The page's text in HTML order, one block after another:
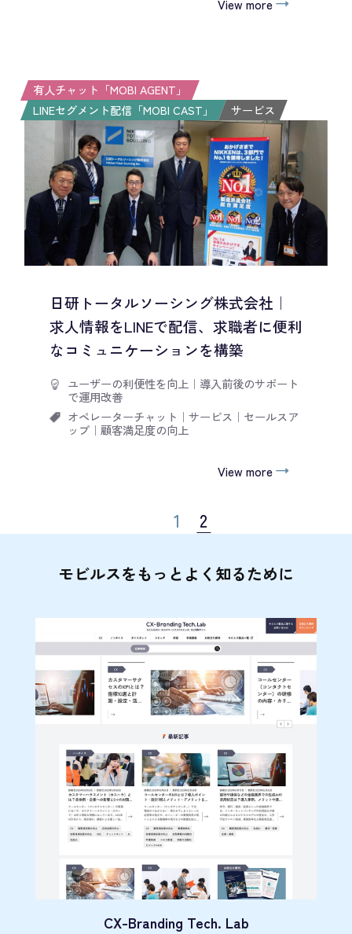
View more
有人チャット「MOBI AGENT」
LINEセグメント配信「MOBI CAST」
サービス
日研トータルソーシング株式会社｜
求人情報をLINEで配信、求職者に便利
なコミュニケーションを構築
ユーザーの利便性を向上 ｜ 導入前後のサポート
で運用改善
オペレーターチャット ｜ サービス ｜ セールスア
ップ｜ 顧客満足度の向上
View more
1 2
モビルスをもっとよく知るために
CX-Branding Tech. Lab